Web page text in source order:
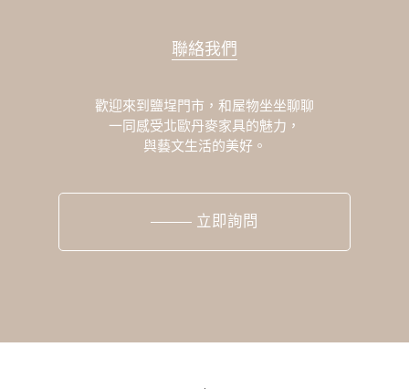
聯絡我們
歡迎來到鹽埕門市，和屋物坐坐聊聊
一同感受北歐丹麥家具的魅力，
與藝文生活的美好。
立即詢問